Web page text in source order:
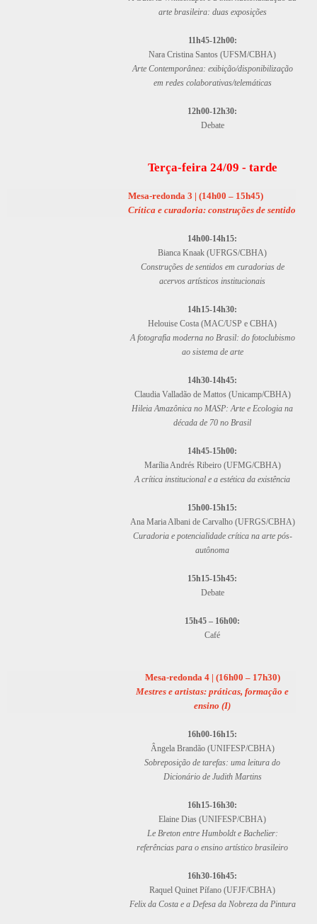
arte brasileira: duas exposições
11h45-12h00:
Nara Cristina Santos (UFSM/CBHA)
Arte Contemporânea: exibição/disponibilização
em redes colaborativas/telemáticas
12h00-12h30:
Debate
Terça-feira 24/09 - tarde
Mesa-redonda 3 | (14h00 – 15h45)
Crítica e curadoria: construções de sentido
14h00-14h15:
Bianca Knaak (UFRGS/CBHA)
Construções de sentidos em curadorias de
acervos artísticos institucionais
14h15-14h30:
Helouise Costa (MAC/USP e CBHA)
A fotografia moderna no Brasil: do fotoclubismo
ao sistema de arte
14h30-14h45:
Claudia Valladão de Mattos (Unicamp/CBHA)
Hileia Amazônica no MASP: Arte e Ecologia na
década de 70 no Brasil
14h45-15h00:
Marília Andrés Ribeiro (UFMG/CBHA)
A crítica institucional e a estética da existência
15h00-15h15:
Ana Maria Albani de Carvalho (UFRGS/CBHA)
Curadoria e potencialidade crítica na arte pós-
autônoma
15h15-15h45:
Debate
15h45 – 16h00:
Café
Mesa-redonda 4 | (16h00 – 17h30)
Mestres e artistas: práticas, formação e
ensino (I)
16h00-16h15:
Ângela Brandão (UNIFESP/CBHA)
Sobreposição de tarefas: uma leitura do
Dicionário de Judith Martins
16h15-16h30:
Elaine Dias (UNIFESP/CBHA)
Le Breton entre Humboldt e Bachelier:
referências para o ensino artístico brasileiro
16h30-16h45:
Raquel Quinet Pífano (UFJF/CBHA)
Felix da Costa e a Defesa da Nobreza da Pintura